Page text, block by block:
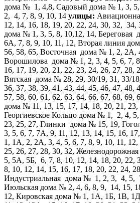
дома № 1, 4,8, Садовый дома № 1, 3,
2, 4, 7, 8, 9, 10, 14 улицы:
12, 14, 16, 18, 19, 20, 22, 24, 30, 32, 34,
дома № 1, 3, 5, 8, 10,12, 14, Береговая
6А, 7, 8, 9, 10, 11, 12, Вторая линия
56, 58, 65, Восточная дома № 1, 2, 2А,
Ворошилова дома № 1, 2, 3, 4, 5, 6, 7,
16, 17, 19, 20, 21, 22, 23, 24, 26, 27, 28,
Вятская дома № 28, 29, 30/19, 31, 33/
36, 37, 38, 39, 41, 43, 44, 45, 46, 47, 48,
57, 58, 60, 61, 62, 63, 64, 66, 67, 68, 69,
дома № 11, 13, 15, 17, 14, 18, 20, 21, 23,
Георгиевское Кольцо дома № 1, 2, 4,
23, 25, 27, Глинки дома № 15, 19,
3, 5, 6, 7, 7А, 9, 11, 12, 13, 14, 15, 16,
1, 1А, 2, 2А, 3, 4, 5, 6, 7, 8, 9, 10, 11, 12,
25, 26, 27, 28, 30, 32,
5, 5А, 5Б, 6, 7, 8, 10, 12, 14, 18, 20, 22,
8, 10, 12, 14, 15, 16, 17, 18, 20, 22, 24,
Индустриальная дома № 1, 2, 3, 4, 5,
Июльская дома № 2, 4, 6, 8, 9, 14, 15,
12, Кировская дома № 1, 1А, 1Б, 1В,